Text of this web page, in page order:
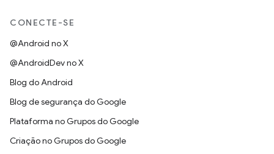
CONECTE-SE
@Android no X
@AndroidDev no X
Blog do Android
Blog de segurança do Google
Plataforma no Grupos do Google
Criação no Grupos do Google